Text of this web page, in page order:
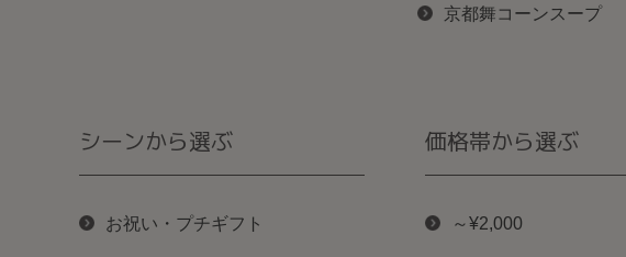
京都舞コーンスープ
シーンから選ぶ
お祝い・プチギフト
価格帯から選ぶ
～¥2,000